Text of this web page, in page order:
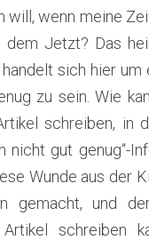
will, wenn meine
Jetzt? Das
sich hier
zu sein. Wie
schreiben, in
gut genug“-
Wunde aus der
und der
schreiben